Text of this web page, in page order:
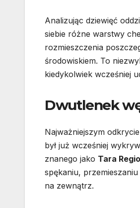
Analizując dziewięć
siebie różne warstwy
rozmieszczenia
środowiskiem. To
kiedykolwiek wcześniej
Dwutlenek
Najważniejszym
był już wcześniej
znanego jako Tara Regio
spękaniu,
na zewnątrz.